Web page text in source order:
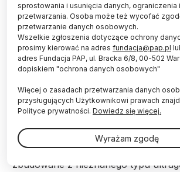
Planetoida 33 Polyhymnia może
superciężkie pierwiastki nieznane
Przewidywania dotyczące ich
pomóc w wyjaśnieniu budowy
Publikacja analizująca ten temat
czasopiśmie naukowym „European
W przypadku niektórych planetoid
zmierzone gęstości są większe, niż
najcięższych pierwiastków znanych
zbudowane z nieznanego typu
sprostowania i usunięcia danych, ograniczenia
przetwarzania. Osoba może też wycofać
przetwarzanie danych osobowych.
Wszelkie zgłoszenia dotyczące ochrony
prosimy kierować na adres fundacja@pap.pl
adres Fundacja PAP, ul. Bracka 6/8, 00-502
dopiskiem "ochrona danych osobowych"
Więcej o zasadach przetwarzania danych
przysługujących Użytkownikowi prawach
Polityce prywatności. Dowiedz się więcej.
Wyrażam zgodę